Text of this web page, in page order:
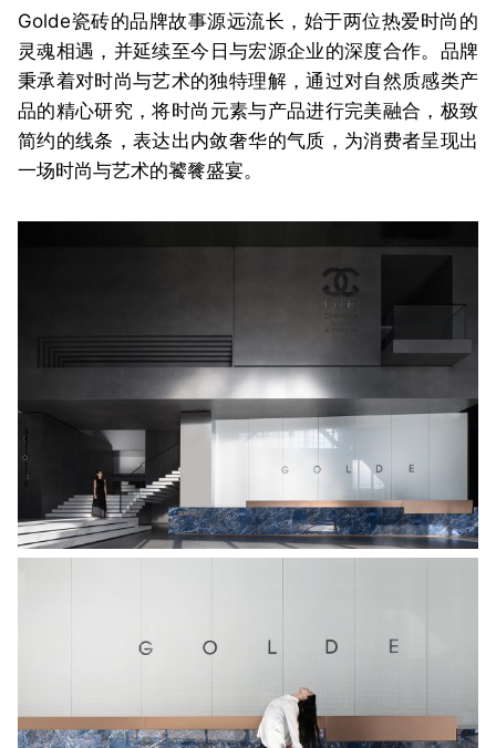
Golde瓷砖的品牌故事源远流长，始于两位热爱时尚的
灵魂相遇， 并延续至今日与宏源企业的深度合作。品牌
秉承着对时尚与艺术的独特理解，通过对自然质感类产
品的精心研究 ，将时尚 元素与产品进行完美融合， 极致
简约的线条，表达出内敛奢华的气质， 为消费者呈现出
一场时尚与艺术的饕餮盛宴。